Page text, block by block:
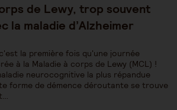
de Lewy, trop souvent
la maladie d’Alzheimer
la première fois qu'une journée
à la Maladie à corps de Lewy (MCL) !
neurocognitive la plus répandue
forme de démence déroutante se trouve